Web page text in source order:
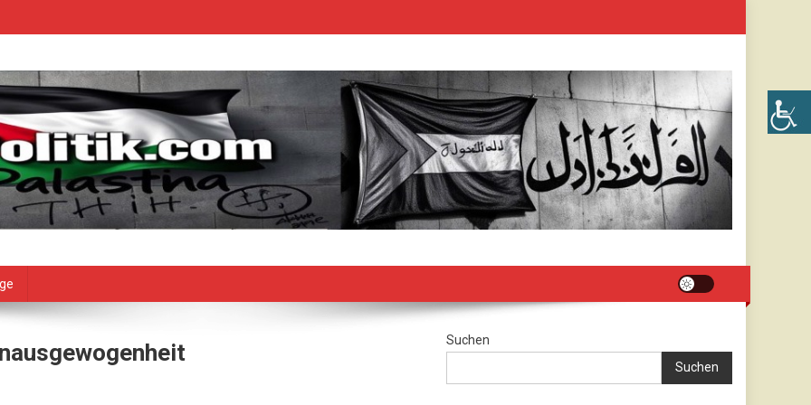
Suchen
Suchen